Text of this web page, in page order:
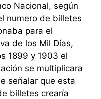
Nacional, según
numero de billetes
para el
de los Mil Días,
1899 y 1903 el
se multiplicara
señalar que esta
billetes crearía